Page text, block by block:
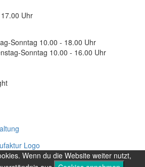
Uhr
Sonntag 10.00 - 18.00 Uhr
Sonntag 10.00 - 16.00 Uhr
Wenn du die Website weiter nutzt,